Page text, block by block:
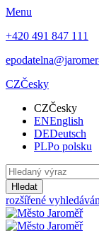
Menu
+420 491 847 111
CZČesky
CZČesky
ENEnglish
DEDeutsch
PLPo polsku
Hledat
rozšířené